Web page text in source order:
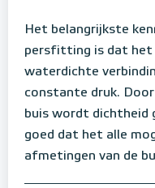
Het belangrijkste
persfitting is dat het
waterdichte
constante druk.
buis wordt dichtheid
goed dat het alle
afmetingen van de